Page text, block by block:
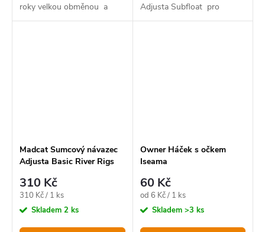
roky velkou obměnou a
rybáři z celého světa oceňují,
Adjusta Subfloat pro
rybaření s žížalami
Madcat Sumcový návazec
Adjusta Basic River Rigs
310 Kč
Měrná
cena:
310 Kč / 1 ks
Skladem 2 ks
Owner Háček s očkem
Iseama
60 Kč
Měrná
cena:
od 6 Kč / 1 ks
Skladem >3 ks